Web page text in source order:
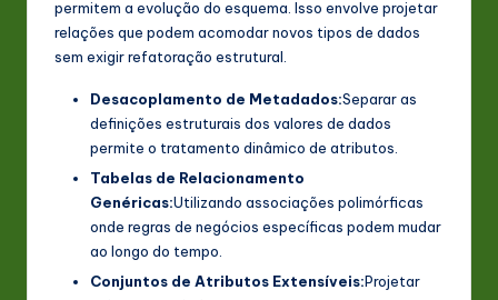
opermitem a evolução do esquema. Isso envolve projetar
relações que podem acomodar novos tipos de dados
sem exigir refatoração estrutural.
Desacoplamento de Metadados:Separar as
definições estruturais dos valores de dados
permite o tratamento dinâmico de atributos.
Tabelas de Relacionamento
Genéricas:Utilizando associações polimórficas
onde regras de negócios específicas podem mudar
ao longo do tempo.
Conjuntos de Atributos Extensíveis:Projetar